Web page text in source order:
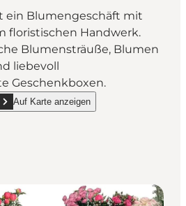
ein Blumengeschäft mit
floristischen Handwerk.
Blumensträuße, Blumen
liebevoll
Geschenkboxen.
Bloomit"
Auf Karte anzeigen
show Blumengeschäft Bloomit on_map